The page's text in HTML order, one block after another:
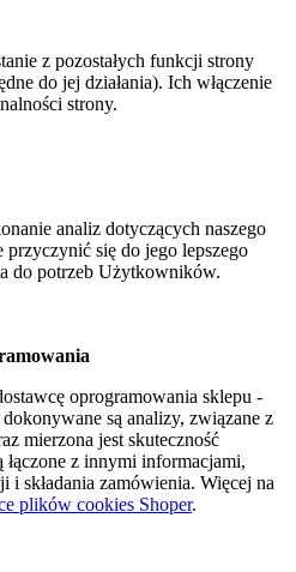
z pozostałych funkcji strony
do jej działania). Ich włączenie
strony.
analiz dotyczących naszego
się do jego lepszego
do potrzeb Użytkowników.
oprogramowania sklepu -
są analizy, związane z
mierzona jest skuteczność
z innymi informacjami,
i składania zamówienia. Więcej na
plików cookies Shoper.